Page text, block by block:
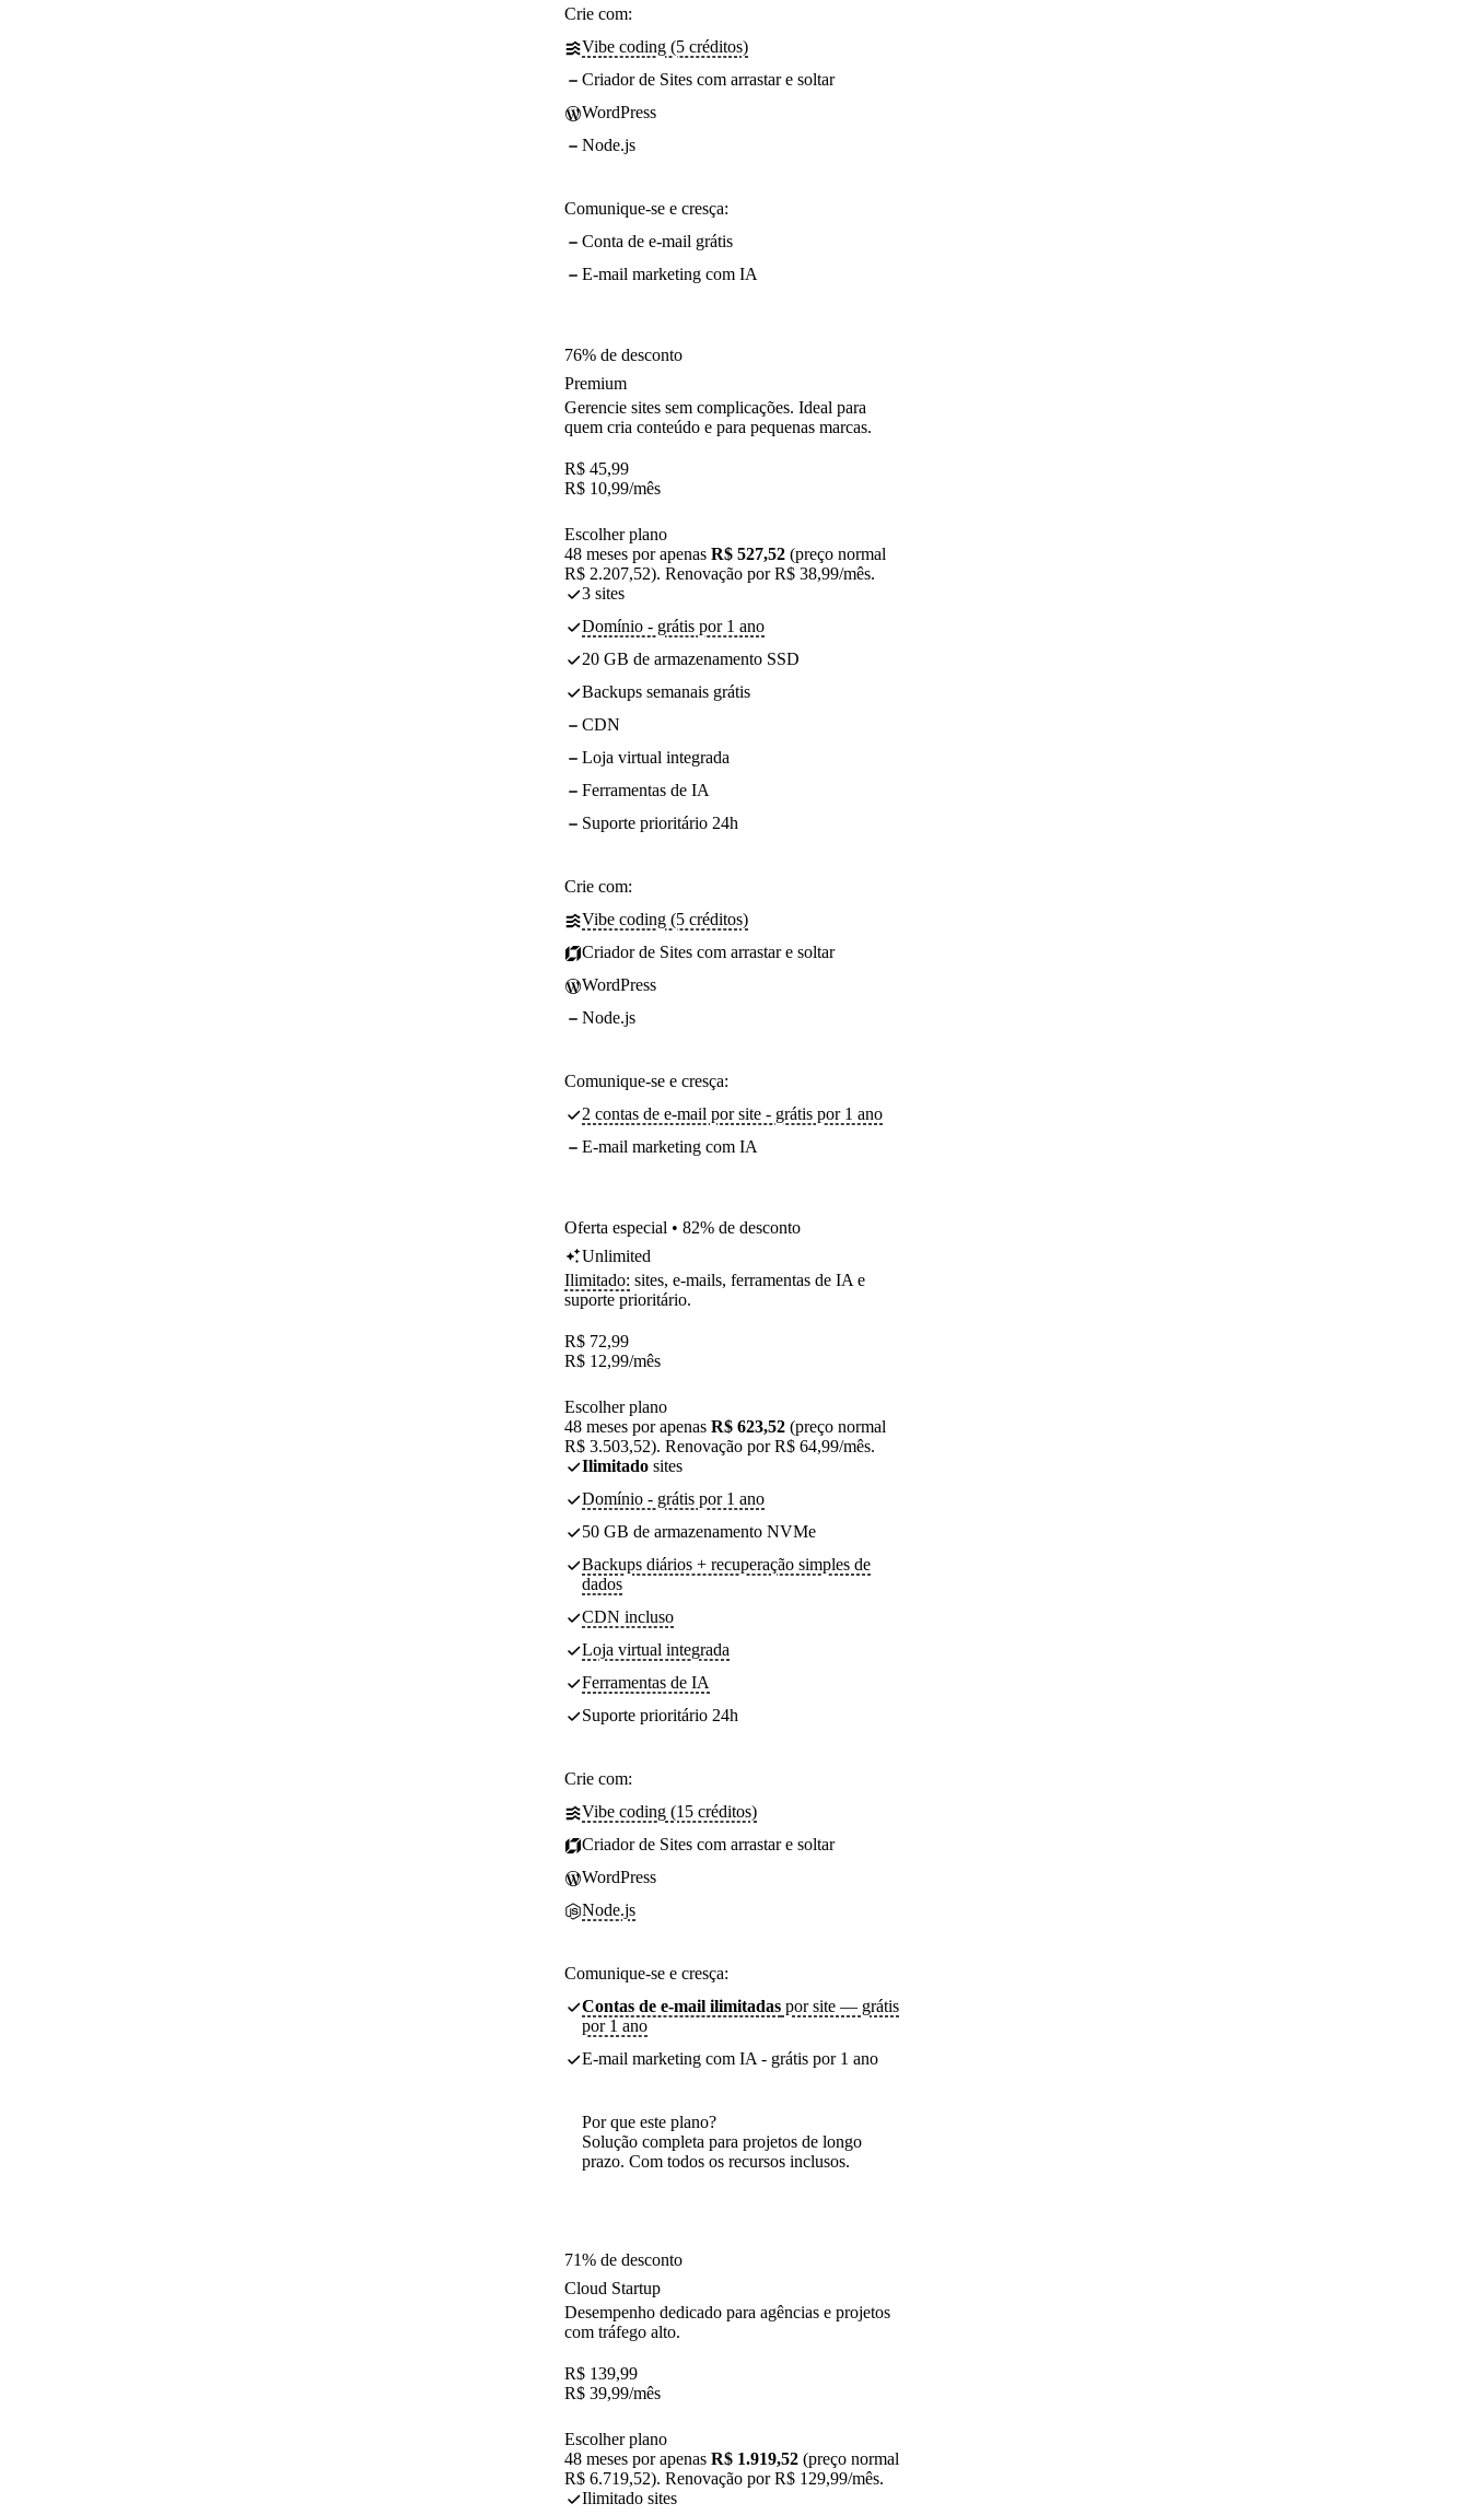
Crie com:
Vibe coding (5 créditos)
Criador de Sites com arrastar e soltar
WordPress
Node.js
Comunique-se e cresça:
Conta de e-mail grátis
E-mail marketing com IA
76% de desconto
Premium
Gerencie sites sem complicações. Ideal para
quem cria conteúdo e para pequenas marcas.
R$ 45,99
R$ 10,99/mês
Escolher plano
48 meses por apenas R$ 527,52 (preço normal
R$ 2.207,52). Renovação por R$ 38,99/mês.
3 sites
Domínio - grátis por 1 ano
20 GB de armazenamento SSD
Backups semanais grátis
CDN
Loja virtual integrada
Ferramentas de IA
Suporte prioritário 24h
Crie com:
Vibe coding (5 créditos)
Criador de Sites com arrastar e soltar
WordPress
Node.js
Comunique-se e cresça:
2 contas de e-mail por site - grátis por 1 ano
E-mail marketing com IA
Oferta especial • 82% de desconto
Unlimited
Ilimitado: sites, e-mails, ferramentas de IA e
suporte prioritário.
R$ 72,99
R$ 12,99/mês
Escolher plano
48 meses por apenas R$ 623,52 (preço normal
R$ 3.503,52). Renovação por R$ 64,99/mês.
Ilimitado sites
Domínio - grátis por 1 ano
50 GB de armazenamento NVMe
Backups diários + recuperação simples de
dados
CDN incluso
Loja virtual integrada
Ferramentas de IA
Suporte prioritário 24h
Crie com:
Vibe coding (15 créditos)
Criador de Sites com arrastar e soltar
WordPress
Node.js
Comunique-se e cresça:
Contas de e-mail ilimitadas por site — grátis
por 1 ano
E-mail marketing com IA - grátis por 1 ano
Por que este plano?
Solução completa para projetos de longo
prazo. Com todos os recursos inclusos.
71% de desconto
Cloud Startup
Desempenho dedicado para agências e projetos
com tráfego alto.
R$ 139,99
R$ 39,99/mês
Escolher plano
48 meses por apenas R$ 1.919,52 (preço normal
R$ 6.719,52). Renovação por R$ 129,99/mês.
Ilimitado sites